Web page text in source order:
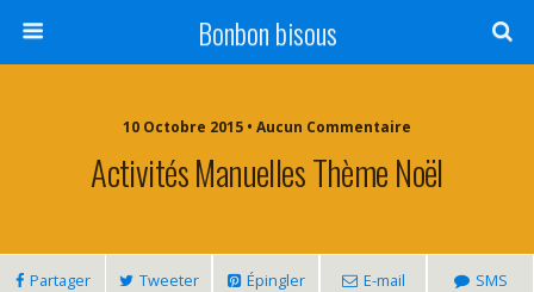
Bonbon bisous
10 Octobre 2015 • Aucun Commentaire
Activités Manuelles Thème Noël
Partager Tweeter Épingler E-mail SMS